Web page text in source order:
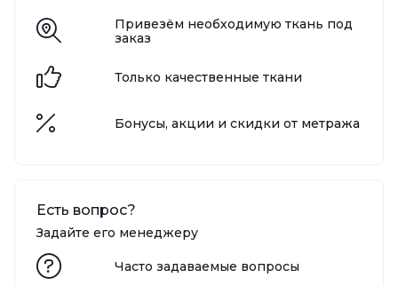
Привезём необходимую ткань под
заказ
Только качественные ткани
Бонусы, акции и скидки от метража
Есть вопрос?
Задайте его менеджеру
Часто задаваемые вопросы